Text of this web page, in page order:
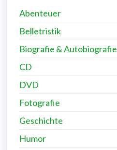
Abenteuer
Belletristik
Biografie & Autobiografie
CD
DVD
Fotografie
Geschichte
Humor